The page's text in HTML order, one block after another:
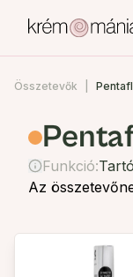
Összetevők
Funkció:
Az